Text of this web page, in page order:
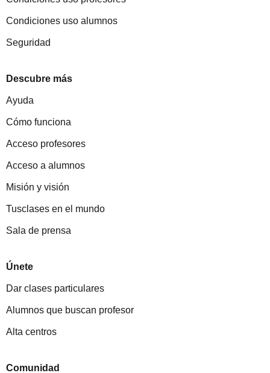
Condiciones uso alumnos
Seguridad
Descubre más
Ayuda
Cómo funciona
Acceso profesores
Acceso a alumnos
Misión y visión
Tusclases en el mundo
Sala de prensa
Únete
Dar clases particulares
Alumnos que buscan profesor
Alta centros
Comunidad